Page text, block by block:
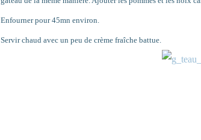
Enfourner pour 45mn environ.
Servir chaud avec un peu de crème fraîche battue.